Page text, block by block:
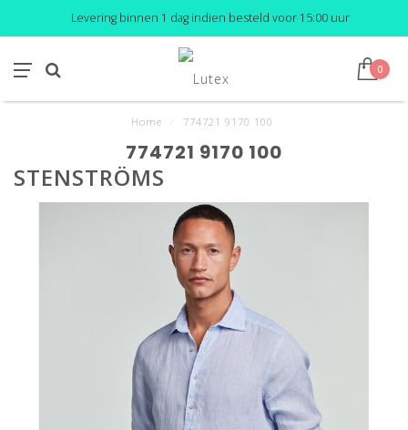
Levering binnen 1 dag indien besteld voor 15:00 uur
0
Home 774721 9170 100
774721 9170 100
STENSTRÖMS